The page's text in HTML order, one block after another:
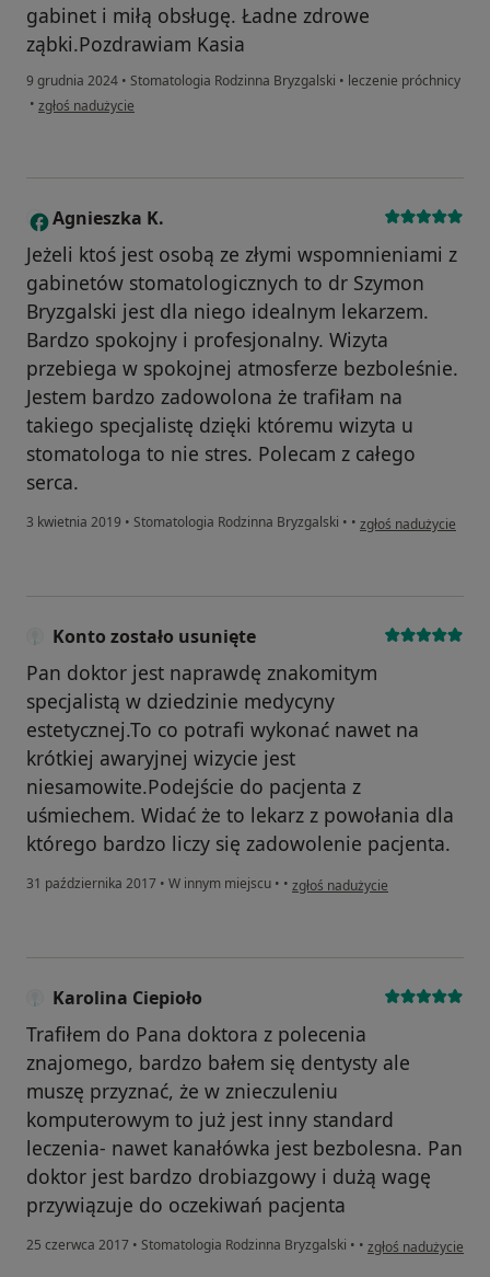
gabinet i miłą obsługę. Ładne zdrowe
ząbki.Pozdrawiam Kasia
9 grudnia 2024 • Stomatologia Rodzinna Bryzgalski • leczenie próchnicy
• w opinii użytkownika KK
zgłoś nadużycie
A Agnieszka K.
Jeżeli ktoś jest osobą ze złymi wspomnieniami z
gabinetów stomatologicznych to dr Szymon
Bryzgalski jest dla niego idealnym lekarzem.
Bardzo spokojny i profesjonalny. Wizyta
przebiega w spokojnej atmosferze bezboleśnie.
Jestem bardzo zadowolona że trafiłam na
takiego specjalistę dzięki któremu wizyta u
stomatologa to nie stres. Polecam z całego
serca.
3 kwietnia 2019 • Stomatologia Rodzinna Bryzgalski • • w opinii użytkownika
zgłoś nadużycie
Konto zostało usunięte
Pan doktor jest naprawdę znakomitym
specjalistą w dziedzinie medycyny
estetycznej.To co potrafi wykonać nawet na
krótkiej awaryjnej wizycie jest
niesamowite.Podejście do pacjenta z
uśmiechem. Widać że to lekarz z powołania dla
którego bardzo liczy się zadowolenie pacjenta.
31 października 2017 • W innym miejscu • • w opinii użytkownika Konto
zgłoś nadużycie
Karolina Ciepioło
Trafiłem do Pana doktora z polecenia
znajomego, bardzo bałem się dentysty ale
muszę przyznać, że w znieczuleniu
komputerowym to już jest inny standard
leczenia- nawet kanałówka jest bezbolesna. Pan
doktor jest bardzo drobiazgowy i dużą wagę
przywiązuje do oczekiwań pacjenta
25 czerwca 2017 • Stomatologia Rodzinna Bryzgalski • • w opinii
zgłoś nadużycie